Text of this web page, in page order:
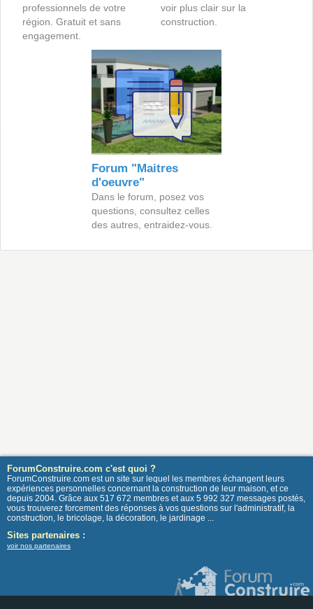
professionnels de votre
région. Gratuit et sans
engagement.
voir plus clair sur la
construction.
Forum "Maitres
d'oeuvre"
Dans le forum, posez vos
questions, consultez celles
des autres, entraidez-vous.
ForumConstruire.com c'est quoi ?
ForumConstruire.com est un site sur lequel les membres échangent leurs
expériences personnelles concernant la construction de leur maison, et ce
depuis 2004. Grâce aux 517 672 membres et aux 5 992 327 messages postés,
vous trouverez forcement des réponses à vos questions sur l'administratif, la
construction, le bricolage, la décoration, le jardinage ...
Sites partenaires :
voir nos partenaires